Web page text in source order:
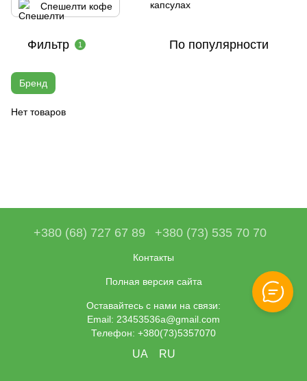
Спешелти кофе
Фильтр 1 По популярности
Бренд
Нет товаров
+380 (68) 727 67 89 +380 (73) 535 70 70
Контакты
Полная версия сайта
Оставайтесь с нами на связи:
Email: 23453536a@gmail.com
Телефон: +380(73)5357070
UA RU